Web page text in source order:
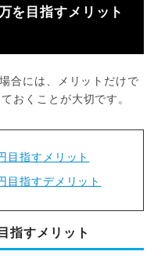
を目指すメリット
合には、メリットだけで
おくことが大切です。
目指すメリット
目指すデメリット
指すメリット